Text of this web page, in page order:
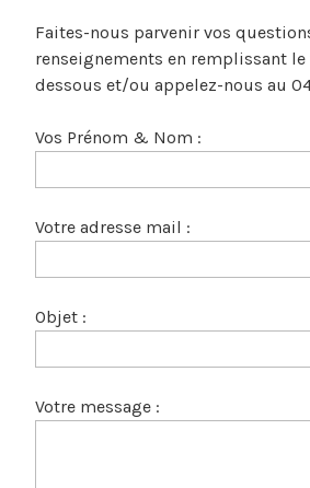
Faites-nous parvenir vos
renseignements en remplissant
dessous et/ou appelez-nous au
Vos Prénom & Nom :
Votre adresse mail :
Objet :
Votre message :